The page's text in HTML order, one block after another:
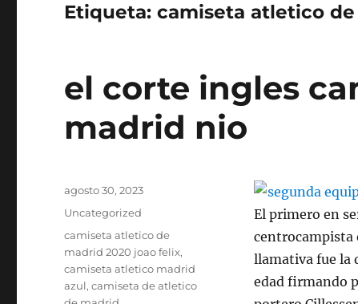
Etiqueta:camiseta atletico
el corte ingles
madrid nio
El primero en
centrocampista
llamativa fue la
edad firmando
Publicado
agosto 30, 2023
Categorías
Uncategorized
Etiquetas
camiseta atletico de
madrid 2020 joao felix,
camiseta atletico madrid
azul,camiseta de atletico